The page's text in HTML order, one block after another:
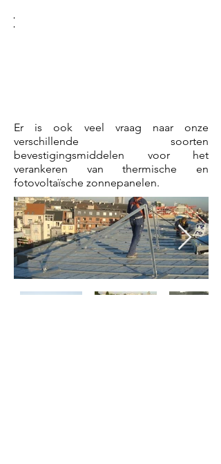
Er is ook veel vraag naar onze
verschillende soorten
bevestigingsmiddelen voor het
verankeren van thermische en
fotovoltaïsche zonnepanelen.